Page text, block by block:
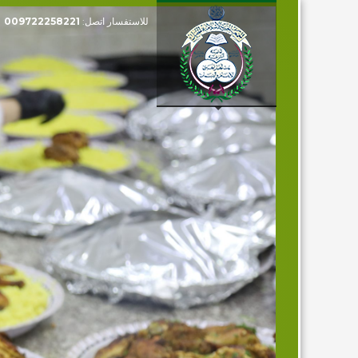
للاستفسار اتصل: 009722258221